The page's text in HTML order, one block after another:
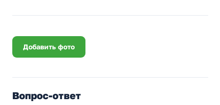
Добавить фото
Вопрос-ответ